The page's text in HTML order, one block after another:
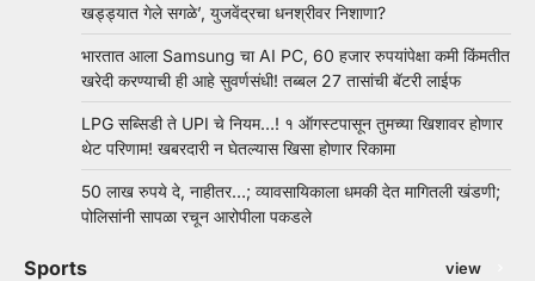
खड्ड्यात गेले सगळे’, युजवेंद्रचा धनश्रीवर निशाणा?
भारतात आला Samsung चा AI PC, 60 हजार रुपयांपेक्षा कमी किंमतीत
खरेदी करण्याची ही आहे सुवर्णसंधी! तब्बल 27 तासांची बॅटरी लाईफ
LPG सब्सिडी ते UPI चे नियम…! १ ऑगस्टपासून तुमच्या खिशावर होणार
थेट परिणाम! खबरदारी न घेतल्यास खिसा होणार रिकामा
50 लाख रुपये दे, नाहीतर…; व्यावसायिकाला धमकी देत मागितली खंडणी;
पोलिसांनी सापळा रचून आरोपीला पकडले
Sports view